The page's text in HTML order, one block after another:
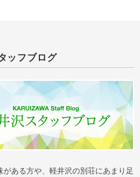
ッフブログ
がある方や、軽井沢の別荘にあまり足